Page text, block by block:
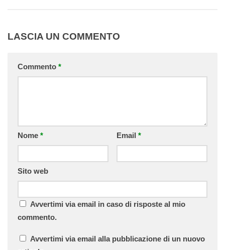
LASCIA UN COMMENTO
Commento *
Nome * Email *
Sito web
Avvertimi via email in caso di risposte al mio
commento.
Avvertimi via email alla pubblicazione di un nuovo